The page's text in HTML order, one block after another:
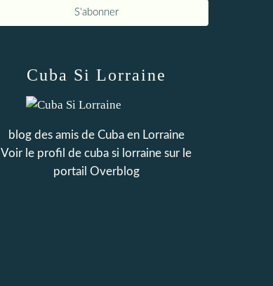
Cuba Si Lorraine
blog des amis de Cuba en Lorraine
Voir le profil de cuba si lorraine sur le
portail Overblog